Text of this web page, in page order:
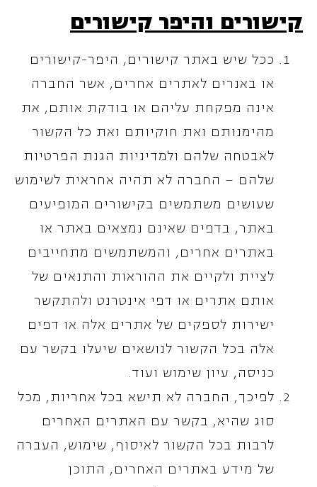
קישורים והיפר קישורים
ככל שיש באתר קישורים, היפר-קישורים
או באנרים לאתרים אחרים, אשר החברה
אינה מפקחת עליהם או בודקת אותם, את
מהימנותם ואת חוקיותם ואת כל הקשור
לאבטחה שלהם ולמדיניות הגנת הפרטיות
שלהם – החברה לא תהיה אחראית לשימוש
שעושים משתמשים בקישורים המופיעים
באתר, בדפים שאינם נמצאים באתר או
באתרים אחרים, והמשתמשים מתחייבים
לציית ולקיים את ההוראות והתנאים של
אותם אתרים או דפי אינטרנט ולהתקשר
ישירות לספקים של אתרים אלה או דפים
אלה בכל הקשור לנושאים שיעלו בקשר עם
כניסה, עיון שימוש ועוד.
לפיכך, החברה לא תישא בכל אחריות, מכל
סוג שהיא, בקשר עם האתרים האחרים
לרבות בכל הקשור לאיסוף, שימוש, העברה
של מידע באתרים האחרים, התוכן